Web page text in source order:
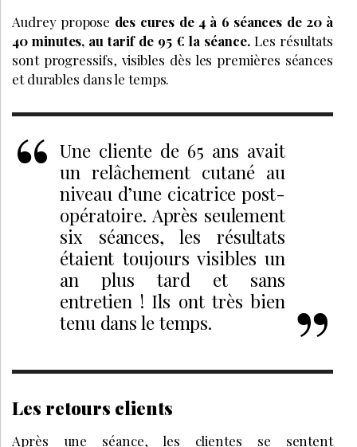
Audrey propose des cures de 4 à 6 séances de 20 à
40 minutes, au tarif de 95 € la séance.Les résultats
sont progressifs, visibles dès les premières séances
et durables dans le temps.
Une cliente de 65 ans avait
un relâchement cutané au
niveau d’une cicatrice post-
opératoire. Après seulement
six séances, les résultats
étaient toujours visibles un
an plus tard et sans
entretien ! Ils ont très bien
tenu dans le temps.
Les retours clients
Après une séance, les clientes se sentent